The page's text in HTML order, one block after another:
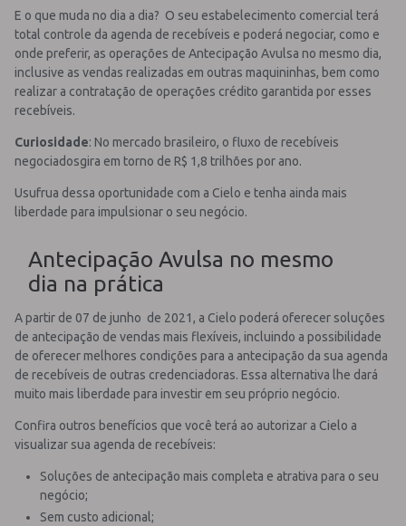
E o que muda no dia a dia? O seu estabelecimento comercial terá
total controle da agenda de recebíveis e poderá negociar, como e
onde preferir, as operações de Antecipação Avulsa no mesmo dia,
inclusive as vendas realizadas em outras maquininhas, bem como
realizar a contratação de operações crédito garantida por esses
recebíveis.
Curiosidade: No mercado brasileiro, o fluxo de recebíveis
negociadosgira em torno de R$ 1,8 trilhões por ano.
Usufrua dessa oportunidade com a Cielo e tenha ainda mais
liberdade para impulsionar o seu negócio.
Antecipação Avulsa no mesmo
dia na prática
A partir de 07 de junho de 2021, a Cielo poderá oferecer soluções
de antecipação de vendas mais flexíveis, incluindo a possibilidade
de oferecer melhores condições para a antecipação da sua agenda
de recebíveis de outras credenciadoras. Essa alternativa lhe dará
muito mais liberdade para investir em seu próprio negócio.
Confira outros benefícios que você terá ao autorizar a Cielo a
visualizar sua agenda de recebíveis:
Soluções de antecipação mais completa e atrativa para o seu
negócio;
Sem custo adicional;